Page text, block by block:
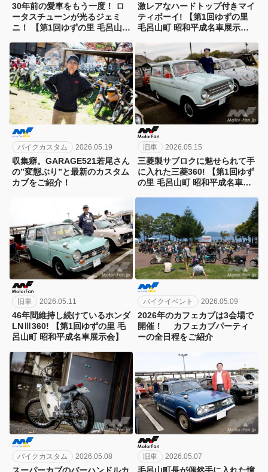
30年前の愛車をもう一度！ ロ
ータスチューンが光るジェミ
ニ！ 【第1回ゆずの里 毛呂山町
激レアなハードトップ付きマイ
ティボーイ! 【第1回ゆずの里
毛呂山町 昭和平成名車展示
バイクカスタム 2026.05.19
収集癖。GARAGE521若尾さん
の”変態ぶり”と最新のカスタム
カブをご紹介！
旧車 2026.05.15
三菱製サブロクに魅せられて手
に入れた三菱360! 【第1回ゆず
の里 毛呂山町 昭和平成名車展
旧車 2026.05.11
46年間維持し続けているホンダ
LNⅢ360! 【第1回ゆずの里 毛
呂山町 昭和平成名車展示会】
バイクイベント 2026.05.09
2026年のカフェカブは3会場で
開催！ カフェカブパーティ
ーの全日程をご紹介
バイクカスタム 2026.05.08 旧車 2026.05.07